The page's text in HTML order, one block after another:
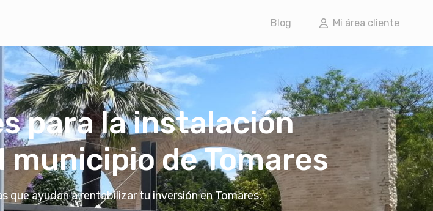
Blog Mi área cliente
para la instalación
municipio de Tomares
ayudan a rentabilizar tu inversión en Tomares.